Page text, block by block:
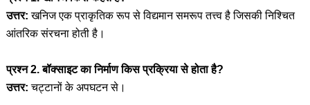
उत्तर: खनिज एक प्राकृतिक रूप से विद्यमान समरूप तत्त्व है जिसकी निश्चित
आंतरिक संरचना होती है।
प्रश्न 2. बॉक्साइट का निर्माण किस प्रक्रिया से होता है?
उत्तर: चट्टानों के अपघटन से।